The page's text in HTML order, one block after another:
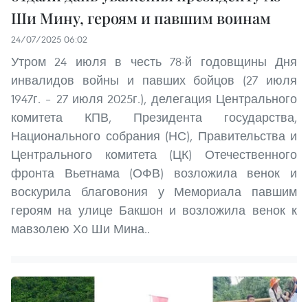
Ши Мину, героям и павшим воинам
24/07/2025 06:02
Утром 24 июля в честь 78-й годовщины Дня
инвалидов войны и павших бойцов (27 июля
1947г. – 27 июля 2025г.), делегация Центрального
комитета КПВ, Президента государства,
Национального собрания (НС), Правительства и
Центрального комитета (ЦК) Отечественного
фронта Вьетнама (ОФВ) возложила венок и
воскурила благовония у Мемориала павшим
героям на улице Бакшон и возложила венок к
мавзолею Хо Ши Мина..